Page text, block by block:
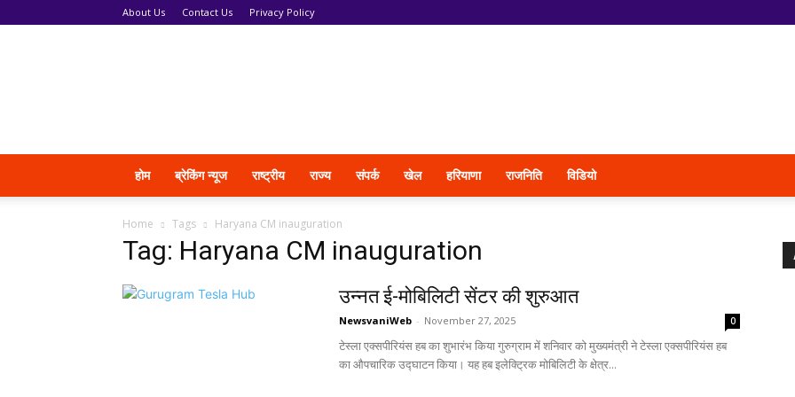
About Us Contact Us Privacy Policy
होम ब्रेकिंग न्यूज राष्ट्रीय राज्य संपर्क खेल हरियाणा राजनिति विडियो
Home Tags Haryana CM inauguration
Tag: Haryana CM inauguration
उन्नत ई-मोबिलिटी सेंटर की शुरुआत
NewsvaniWeb - November 27, 2025 0
टेस्ला एक्सपीरियंस हब का शुभारंभ किया गुरुग्राम में शनिवार को मुख्यमंत्री ने टेस्ला एक्सपीरियंस हब
का औपचारिक उद्घाटन किया। यह हब इलेक्ट्रिक मोबिलिटी के क्षेत्र...